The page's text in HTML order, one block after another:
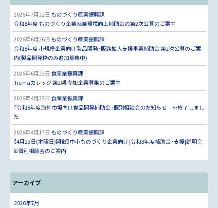
2026年7月22日 ものづくり産業振興課
令和8年度 ものづくり企業就業環境向上補助金の第2次公募のご案内
2026年6月26日 ものづくり産業振興課
令和8年度 小規模企業向け製品開発・販路拡大支援事業補助金 第2次公募のご案
内(製品開発枠のみ追加募集中)
2026年6月22日食産業振興課
Tremaカレッジ 第2期 参加企業募集のご案内
2026年4月22日食産業振興課
「令和8年度海外市場向け食品開発補助金」個別相談会のお知らせ ※終了しまし
た
2026年4月17日 ものづくり産業振興課
【4月23日(木曜日)開催】中小ものづくり企業向け[令和8年度補助金・支援]説明会
&個別相談会のご案内
アーカイブ
2026年7月